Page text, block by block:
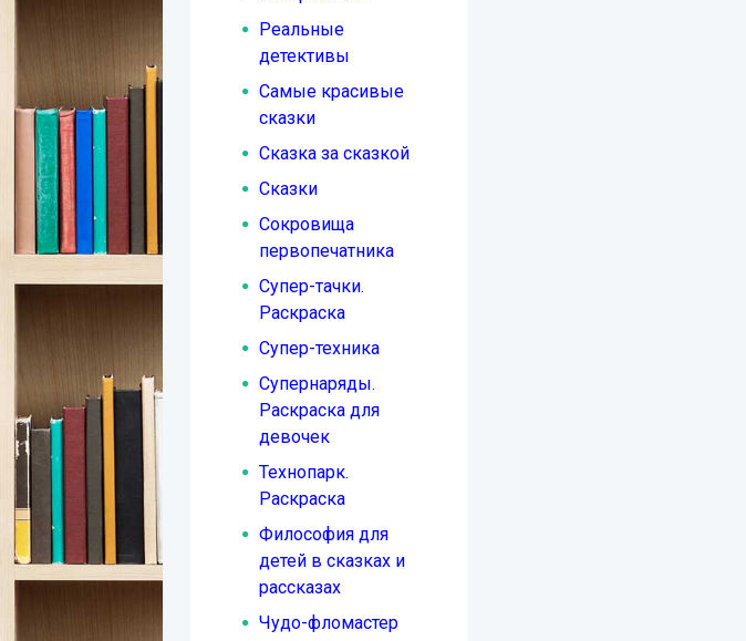
Реальные
детективы
Самые красивые
сказки
Сказка за сказкой
Сказки
Сокровища
первопечатника
Супер-тачки.
Раскраска
Супер-техника
Супернаряды.
Раскраска для
девочек
Технопарк.
Раскраска
Философия для
детей в сказках и
рассказах
Чудо-фломастер